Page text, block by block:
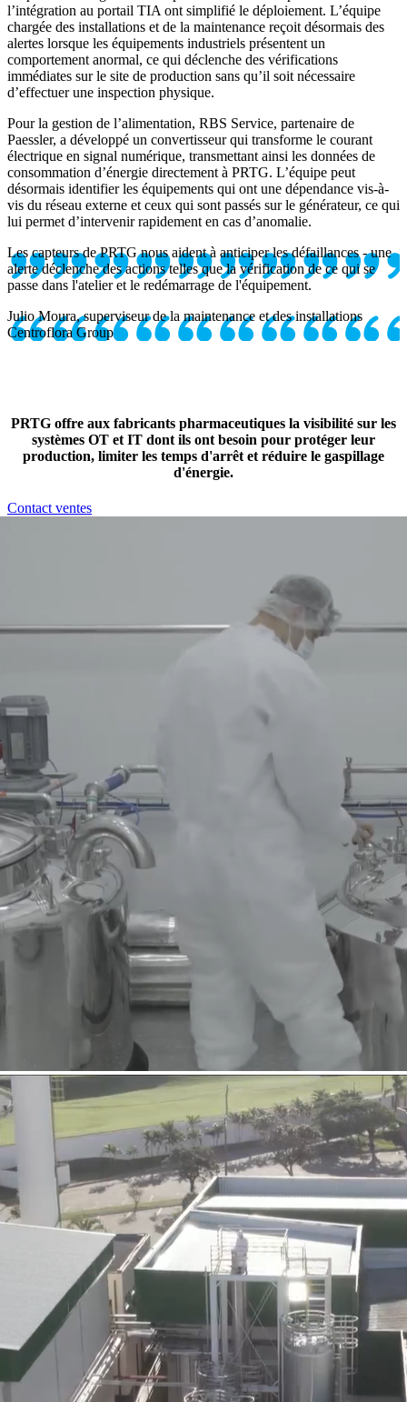
l’intégration au portail TIA ont simplifié le déploiement. L’équipe
chargée des installations et de la maintenance reçoit désormais des
alertes lorsque les équipements industriels présentent un
comportement anormal, ce qui déclenche des vérifications
immédiates sur le site de production sans qu’il soit nécessaire
d’effectuer une inspection physique.
Pour la gestion de l’alimentation, RBS Service, partenaire de
Paessler, a développé un convertisseur qui transforme le courant
électrique en signal numérique, transmettant ainsi les données de
consommation d’énergie directement à PRTG. L’équipe peut
désormais identifier les équipements qui ont une dépendance vis-à-
vis du réseau externe et ceux qui sont passés sur le générateur, ce qui
lui permet d’intervenir rapidement en cas d’anomalie.
Les capteurs de PRTG nous aident à anticiper les défaillances - une
alerte déclenche des actions telles que la vérification de ce qui se
passe dans l'atelier et le redémarrage de l'équipement.
Julio Moura, superviseur de la maintenance et des installations
Centroflora Group
PRTG offre aux fabricants pharmaceutiques la visibilité sur les
systèmes OT et IT dont ils ont besoin pour protéger leur
production, limiter les temps d'arrêt et réduire le gaspillage
d'énergie.
Contact ventes